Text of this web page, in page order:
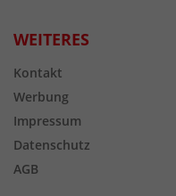
WEITERES
Kontakt
Werbung
Impressum
Datenschutz
AGB